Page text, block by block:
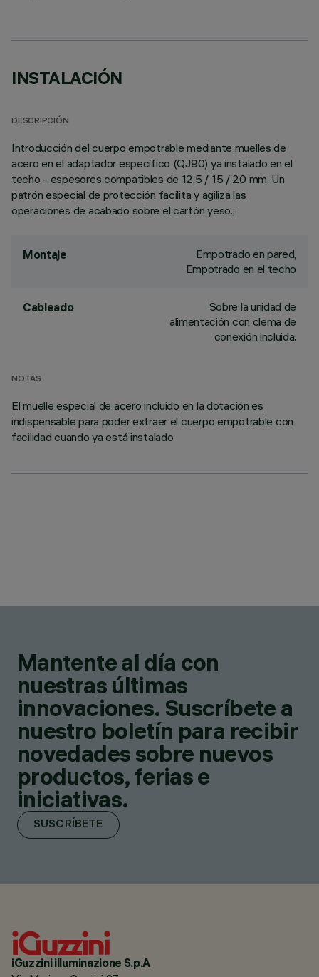
INSTALACIÓN
DESCRIPCIÓN
Introducción del cuerpo empotrable mediante muelles de
acero en el adaptador específico (QJ90) ya instalado en el
techo - espesores compatibles de 12,5 / 15 / 20 mm. Un
patrón especial de protección facilita y agiliza las
operaciones de acabado sobre el cartón yeso.;
Montaje
Empotrado en pared,
Empotrado en el techo
Cableado
Sobre la unidad de
alimentación con clema de
conexión incluida.
NOTAS
El muelle especial de acero incluido en la dotación es
indispensable para poder extraer el cuerpo empotrable con
facilidad cuando ya está instalado.
Mantente al día con
nuestras últimas
innovaciones. Suscríbete a
nuestro boletín para recibir
novedades sobre nuevos
productos, ferias e
iniciativas.
SUSCRÍBETE
iGuzzini illuminazione S.p.A